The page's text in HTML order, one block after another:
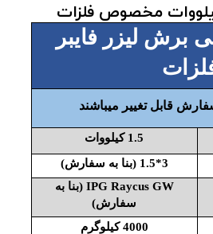
لیزر فایبر
قابل تغییر میباشند
1.5 کیلووات
3*1.5 (بنا به سفارش)
IPG Raycus GW (بنا به
سفارش)
4000 کیلوگرم